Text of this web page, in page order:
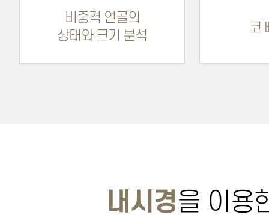
비중격 연골의
상태와 크기 분석
코
내시경을 이용